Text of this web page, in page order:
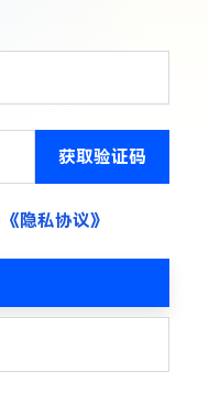
获取验证码
《隐私协议》